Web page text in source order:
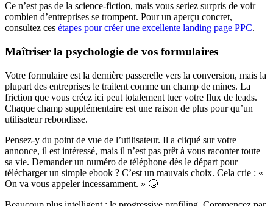
Ce n’est pas de la science-fiction, mais vous seriez surpris de voir
combien d’entreprises se trompent. Pour un aperçu concret,
consultez ces étapes pour créer une excellente landing page PPC.
Maîtriser la psychologie de vos formulaires
Votre formulaire est la dernière passerelle vers la conversion, mais la
plupart des entreprises le traitent comme un champ de mines. La
friction que vous créez ici peut totalement tuer votre flux de leads.
Chaque champ supplémentaire est une raison de plus pour qu’un
utilisateur rebondisse.
Pensez-y du point de vue de l’utilisateur. Il a cliqué sur votre
annonce, il est intéressé, mais il n’est pas prêt à vous raconter toute
sa vie. Demander un numéro de téléphone dès le départ pour
télécharger un simple ebook ? C’est un mauvais choix. Cela crie : «
On va vous appeler incessamment. » 🙄